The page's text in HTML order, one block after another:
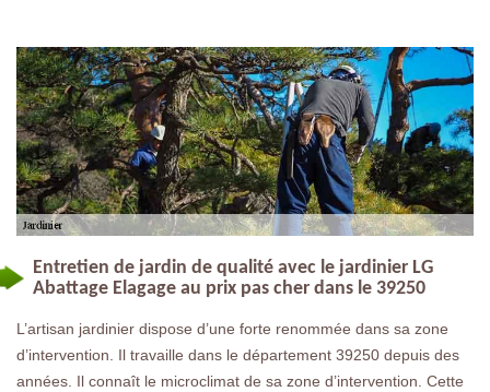
Entretien de jardin de qualité avec le jardinier LG
Abattage Elagage au prix pas cher dans le 39250
L’artisan jardinier dispose d’une forte renommée dans sa zone
d’intervention. Il travaille dans le département 39250 depuis des
années. Il connaît le microclimat de sa zone d’intervention. Cette